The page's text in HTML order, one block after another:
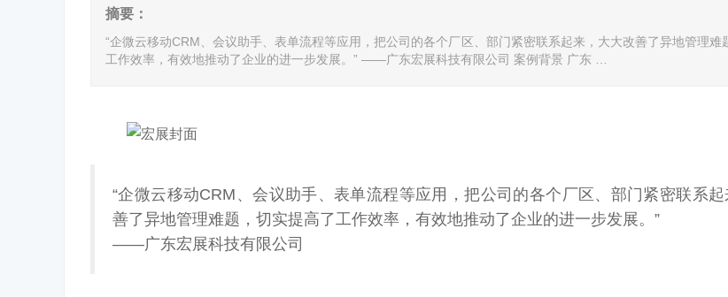
摘要：
“企微云移动CRM、会议助手、表单流程等应用，把公司的各个厂区、部门紧密联系起来，大大改善了异地管理难
工作效率，有效地推动了企业的进一步发展。” ——广东宏展科技有限公司 案例背景 广东 …
“企微云移动CRM、会议助手、表单流程等应用，把公司的各个厂区、部门紧密联系
善了异地管理难题，切实提高了工作效率，有效地推动了企业的进一步发展。”
——广东宏展科技有限公司